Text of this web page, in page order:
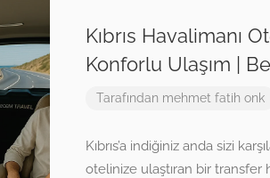
Kıbrıs Havalimanı
Konforlu Ulaşım |
Tarafından mehmet fatih onk
Kıbrıs’a indiğiniz anda sizi
otelinize ulaştıran bir